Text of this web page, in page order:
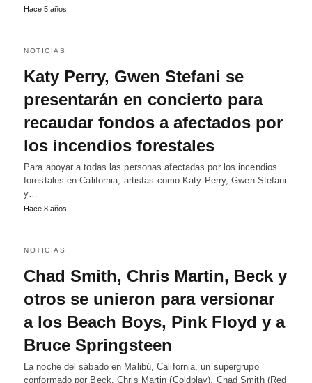
Hace 5 años
NOTICIAS
Katy Perry, Gwen Stefani se
presentarán en concierto para
recaudar fondos a afectados por
los incendios forestales
Para apoyar a todas las personas afectadas por los incendios
forestales en California, artistas como Katy Perry, Gwen Stefani
y…
Hace 8 años
NOTICIAS
Chad Smith, Chris Martin, Beck y
otros se unieron para versionar
a los Beach Boys, Pink Floyd y a
Bruce Springsteen
La noche del sábado en Malibú, California, un supergrupo
conformado por Beck, Chris Martin (Coldplay), Chad Smith (Red